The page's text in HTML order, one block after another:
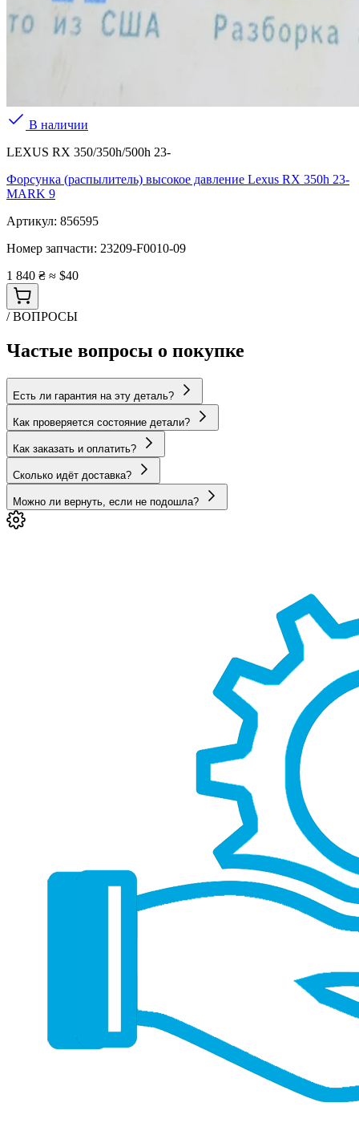
В наличии
LEXUS RX 350/350h/500h 23-
Форсунка (распылитель) высокое давление Lexus RX 350h 23-
MARK 9
Артикул: 856595
Номер запчасти: 23209-F0010-09
1 840 ₴ ≈ $40
/ ВОПРОСЫ
Частые вопросы о покупке
Есть ли гарантия на эту деталь?
Как проверяется состояние детали?
Как заказать и оплатить?
Сколько идёт доставка?
Можно ли вернуть, если не подошла?